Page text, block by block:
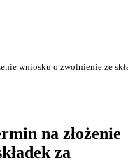
wniosku o zwolnienie ze
na złożenie
za